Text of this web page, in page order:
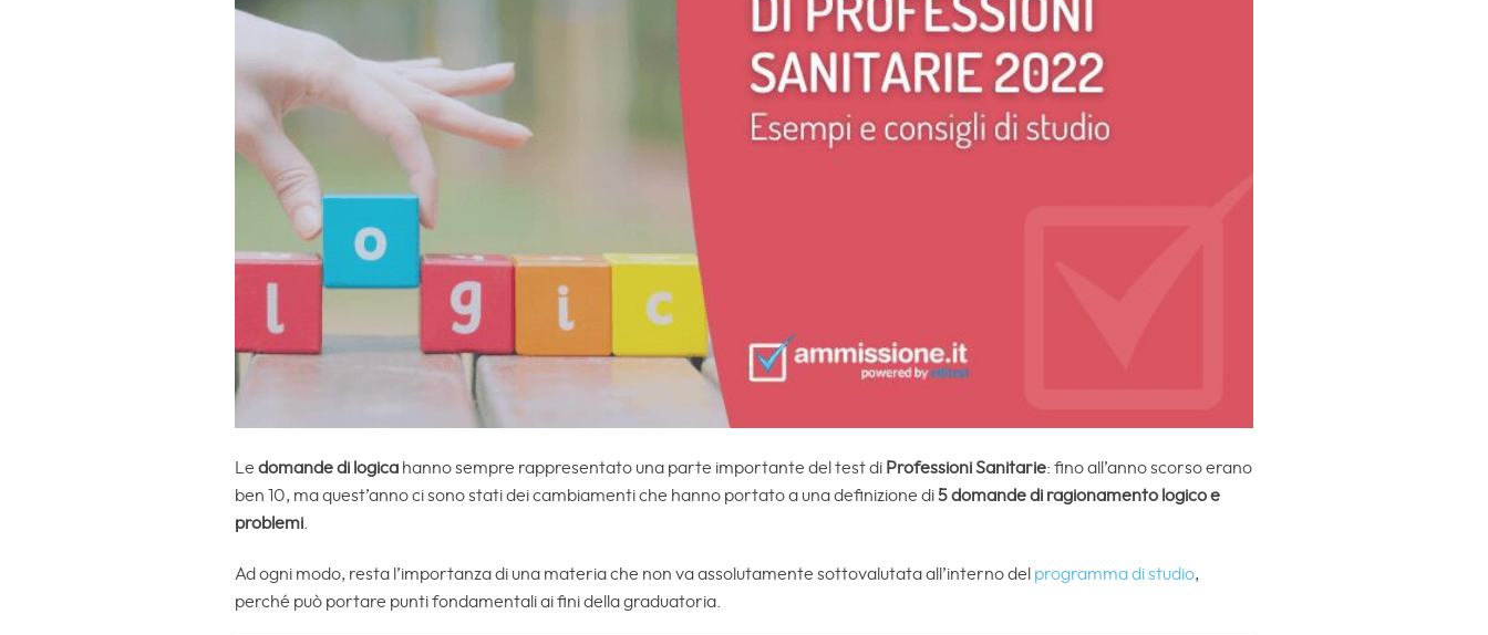
Le domande di logica hanno sempre rappresentato una parte importante del test di Professioni Sanitarie: fino all’anno scorso erano
ben 10, ma quest’anno ci sono stati dei cambiamenti che hanno portato a una definizione di5 domande di ragionamento logico e
problemi
Ad ogni modo, resta l’importanza di una materia che non va assolutamente sottovalutata all’interno del programma di studio,
perché può portare punti fondamentali ai fini della graduatoria.